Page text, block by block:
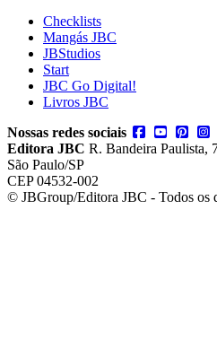
Checklists
Mangás JBC
JBStudios
Start
JBC Go Digital!
Livros JBC
Nossas redes sociais
Editora JBC R. Bandeira Paulista,
São Paulo/SP
CEP 04532-002
© JBGroup/Editora JBC - Todos os